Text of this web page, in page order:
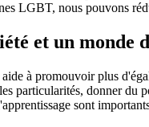
LGBT, nous pouvons
et un monde
à promouvoir plus
particularités, donner du
sont